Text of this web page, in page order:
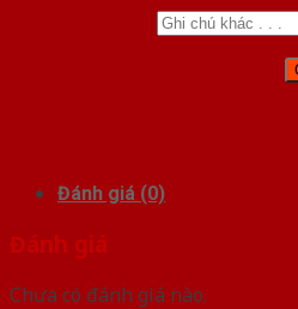
Đánh giá (0)
Đánh giá
Chưa có đánh giá nào.